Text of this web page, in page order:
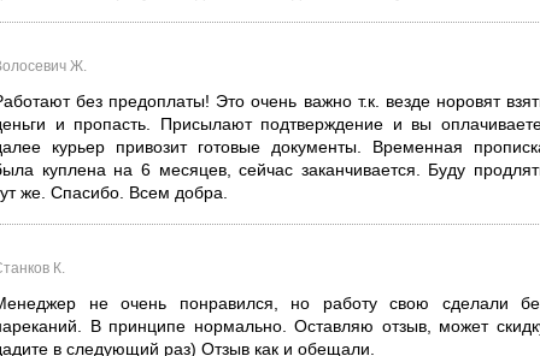
Ж.
без предоплаты! Это очень важно т.к. везде норовят
и пропасть. Присылают подтверждение и вы
курьер привозит готовые документы. Временная
куплена на 6 месяцев, сейчас заканчивается. Буду
же. Спасибо. Всем добра.
К.
не очень понравился, но работу свою сделали
В принципе нормально. Оставляю отзыв, может
в следующий раз) Отзыв как и обещали.